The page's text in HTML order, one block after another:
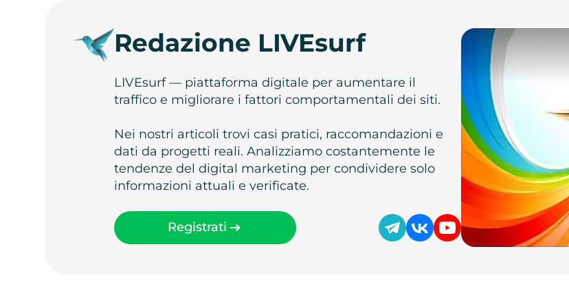
Redazione LIVEsurf
LIVEsurf — piattaforma digitale per aumentare il
traffico e migliorare i fattori comportamentali dei siti.
Nei nostri articoli trovi casi pratici, raccomandazioni e
dati da progetti reali. Analizziamo costantemente le
tendenze del digital marketing per condividere solo
informazioni attuali e verificate.
Registrati